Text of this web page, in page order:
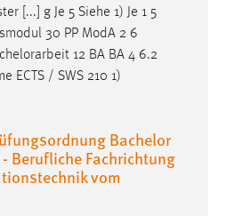
[...] g Je 5 Siehe 1) Je 1 5
30 PP ModA 2 6
12 BA BA 4 6.2
ECTS / SWS 210 1)
Bachelor
Berufliche Fachrichtung
vom